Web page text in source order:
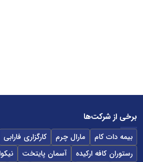
برخی از شرکت‌ها
بیمه دات کام مارال چرم کارگزاری فارابی
رستوران کافه ارکیده
آسمان پایتخت